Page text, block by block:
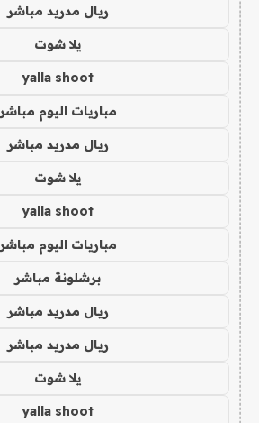
ريال مدريد مباشر
يلا شوت
yalla shoot
مباريات اليوم مباشر
ريال مدريد مباشر
يلا شوت
yalla shoot
مباريات اليوم مباشر
برشلونة مباشر
ريال مدريد مباشر
ريال مدريد مباشر
يلا شوت
yalla shoot